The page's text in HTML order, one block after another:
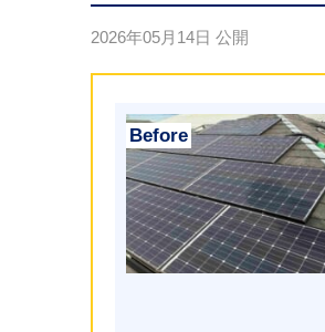
2026年05月14日 公開